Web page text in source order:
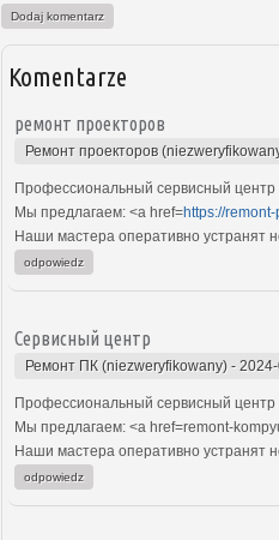
Dodaj komentarz
Komentarze
ремонт проекторов
Ремонт проекторов
Профессиональный сервисный
Мы предлагаем: <a href=https://
Наши мастера оперативно устранят
odpowiedz
Сервисный центр
Ремонт ПК (niezweryfikowany) -
Профессиональный сервисный центр
Мы предлагаем: <a href=remont-
Наши мастера оперативно устранят
odpowiedz